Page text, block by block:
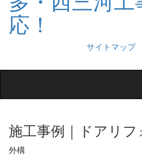
サイトマップ
navigation
施工事例｜ドアリ
外構